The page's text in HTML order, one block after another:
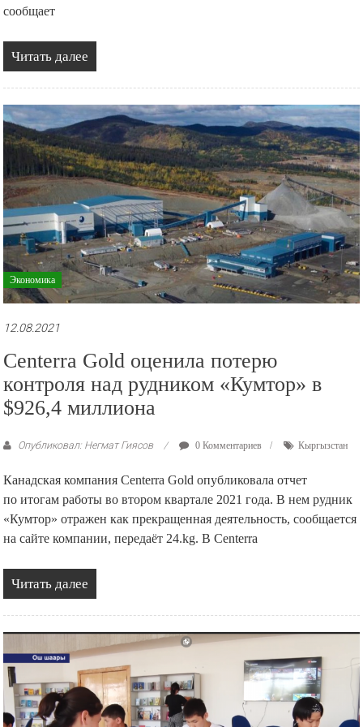
сообщает
Читать далее
Экономика
12.08.2021
Centerra Gold оценила потерю
контроля над рудником «Кумтор» в
$926,4 миллиона
Опубликовал: Негмат Гиясов 0 Комментариев Кыргызстан
Канадская компания Centerra Gold опубликовала отчет
по итогам работы во втором квартале 2021 года. В нем рудник
«Кумтор» отражен как прекращенная деятельность, сообщается
на сайте компании, передаёт 24.kg. В Centerra
Читать далее